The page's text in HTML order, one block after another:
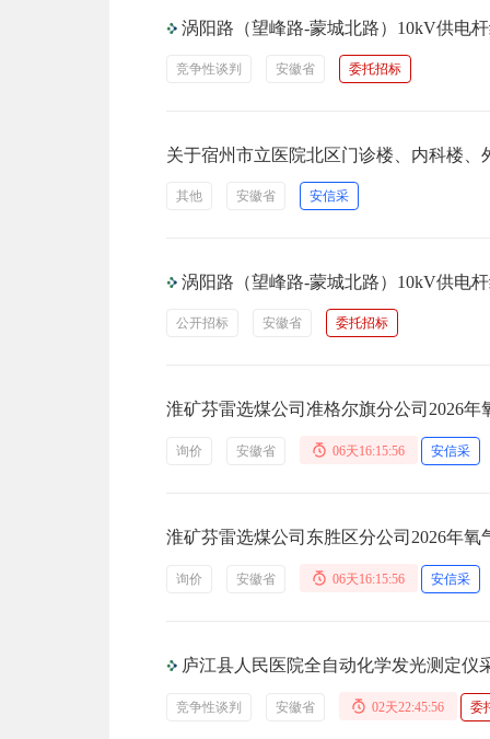
涡阳路（望峰路-蒙城北路）10kV供电
竞争性谈判 安徽省 委托招标
关于宿州市立医院北区门诊楼、内科楼
其他 安徽省 安信采
涡阳路（望峰路-蒙城北路）10kV供电
公开招标 安徽省 委托招标
淮矿芬雷选煤公司准格尔旗分公司2026
询价 安徽省 06天16:15:56 安信采
淮矿芬雷选煤公司东胜区分公司2026年
询价 安徽省 06天16:15:56 安信采
庐江县人民医院全自动化学发光测定仪
竞争性谈判 安徽省 02天22:45:56 委